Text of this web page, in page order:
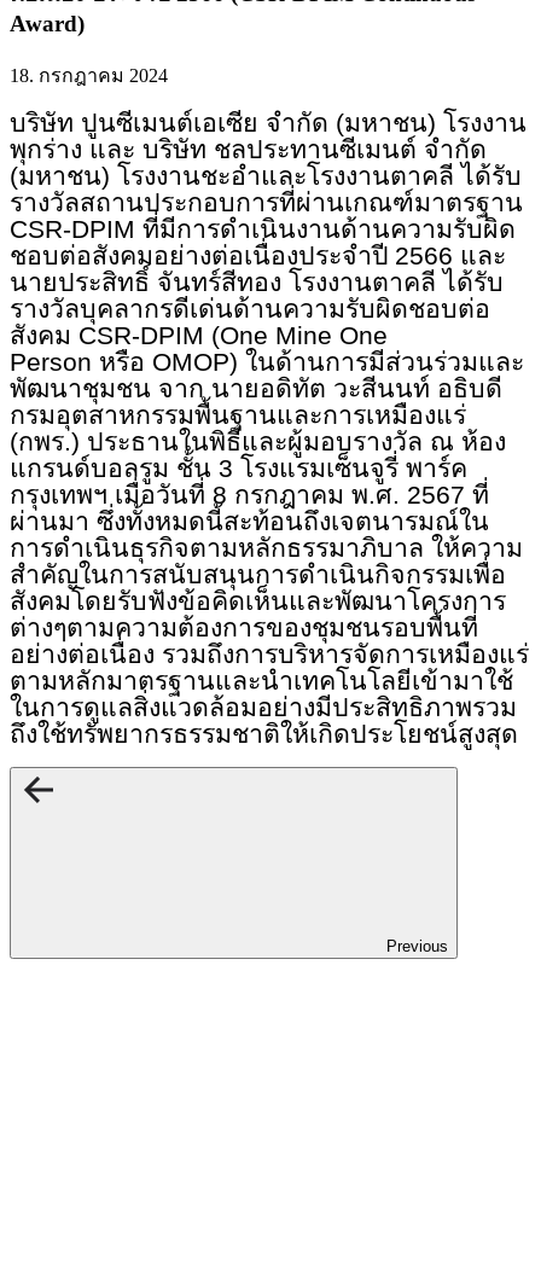
Award)
18. กรกฎาคม 2024
บริษัท ปูนซีเมนต์เอเซีย จำกัด (มหาชน) โรงงาน
พุกร่าง และ บริษัท ชลประทานซีเมนต์ จำกัด
(มหาชน) โรงงานชะอำและโรงงานตาคลี ได้รับ
รางวัลสถานประกอบการที่ผ่านเกณฑ์มาตรฐาน
CSR-DPIM ที่มีการดำเนินงานด้านความรับผิด
ชอบต่อสังคมอย่างต่อเนื่องประจำปี 2566 และ
นายประสิทธิ์ จันทร์สีทอง โรงงานตาคลี ได้รับ
รางวัลบุคลากรดีเด่นด้านความรับผิดชอบต่อ
สังคม CSR-DPIM (One Mine One
Person หรือ OMOP) ในด้านการมีส่วนร่วมและ
พัฒนาชุมชน จาก นายอดิทัต วะสีนนท์ อธิบดี
กรมอุตสาหกรรมพื้นฐานและการเหมืองแร่
(กพร.) ประธานในพิธีและผู้มอบรางวัล ณ ห้อง
แกรนด์บอลรูม ชั้น 3 โรงแรมเซ็นจูรี่ พาร์ค
กรุงเทพฯ เมื่อวันที่ 8 กรกฎาคม พ.ศ. 2567 ที่
ผ่านมา ซึ่งทั้งหมดนี้สะท้อนถึงเจตนารมณ์ใน
การดำเนินธุรกิจตามหลักธรรมาภิบาล ให้ความ
สำคัญในการสนับสนุนการดำเนินกิจกรรมเพื่อ
สังคมโดยรับฟังข้อคิดเห็นและพัฒนาโครงการ
ต่างๆตามความต้องการของชุมชนรอบพื้นที่
อย่างต่อเนื่อง รวมถึงการบริหารจัดการเหมืองแร่
ตามหลักมาตรฐานและนำเทคโนโลยีเข้ามาใช้
ในการดูแลสิ่งแวดล้อมอย่างมีประสิทธิภาพรวม
ถึงใช้ทรัพยากรธรรมชาติให้เกิดประโยชน์สูงสุด
Previous